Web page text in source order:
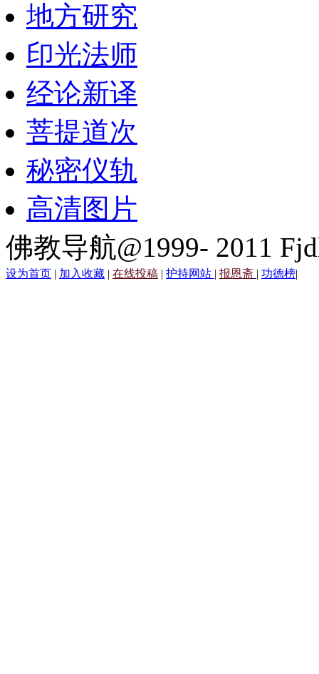
地方研究
印光法师
经论新译
菩提道次
秘密仪轨
高清图片
佛教导航@1999- 2011
设为首页 | 加入收藏 | 在线投稿 | 护持网站 | 报恩斋 | 功德榜|